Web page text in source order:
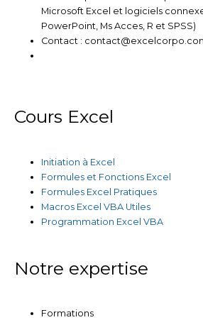
Microsoft Excel et logiciels
PowerPoint, Ms Acces, R et SPSS)
Contact :
Cours Excel
Initiation à Excel
Formules et Fonctions Excel
Formules Excel Pratiques
Macros Excel VBA Utiles
Programmation Excel VBA
Notre expertise
Formations